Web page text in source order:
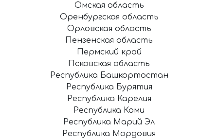
Омская область
Оренбургская область
Орловская область
Пензенская область
Пермский край
Псковская область
Республика Башкортостан
Республика Бурятия
Республика Карелия
Республика Коми
Республика Марий Эл
Республика Мордовия